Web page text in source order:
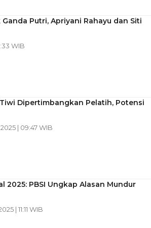
Putri, Apriyani Rahayu dan Siti
WIB
Dipertimbangkan Pelatih, Potensi
| 09:47 WIB
2025: PBSI Ungkap Alasan Mundur
| 11:11 WIB